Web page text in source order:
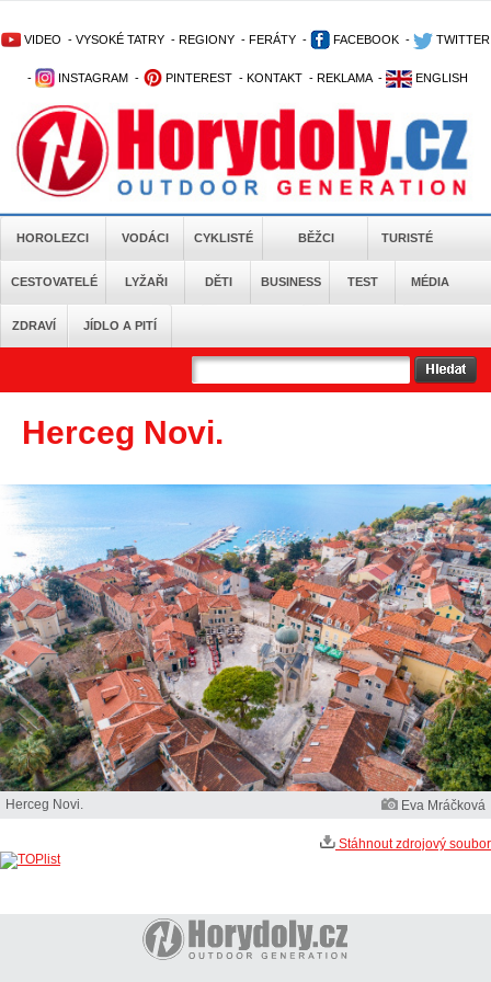
VIDEO - VYSOKÉ TATRY - REGIONY - FERÁTY - FACEBOOK - TWITTER
- INSTAGRAM - PINTEREST - KONTAKT - REKLAMA - ENGLISH
HOROLEZCI VODÁCI CYKLISTÉ BĚŽCI TURISTÉ
CESTOVATELÉ LYŽAŘI DĚTI BUSINESS TEST MÉDIA
ZDRAVÍ JÍDLO A PITÍ
Herceg Novi.
Herceg Novi. Eva Mráčková
Stáhnout zdrojový soubor